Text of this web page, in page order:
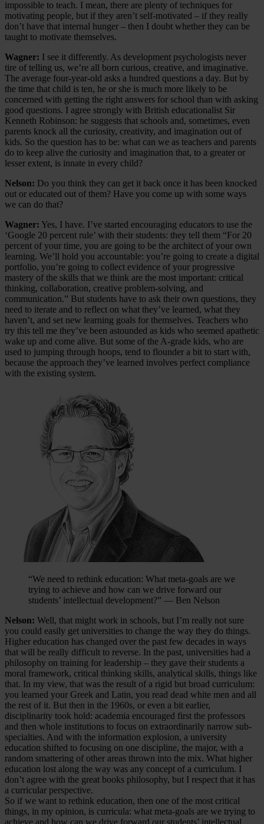
impossible to teach. I mean, there are plenty of techniques for
motivating people, but if they aren’t self-motivated – if they really
don’t have that internal hunger – then I doubt whether they can be
taught to motivate themselves.
Wagner: I see it differently. As development psychologists never
tire of telling us, we’re all born curious, creative, and imaginative.
The average four-year-old asks a hundred questions a day. But by
the time that child is ten, he or she is much more likely to be
concerned with getting the right answers for school than with asking
good questions. I agree strongly with British educationalist Sir
Kenneth Robinson: he suggests that schools and, sometimes, even
parents knock all the curiosity, creativity, and imagination out of
kids. So the question has to be: what can we as teachers and parents
do to keep alive the curiosity and imagination that, to a greater or
lesser extent, is innate in every child?
Nelson: Do you think they can get it back once it has been knocked
out or educated out of them? Have you come up with some ways
we can do that?
Wagner: Yes, I have. I’ve started encouraging educators to use the
‘Google 20 percent rule’ with their students: they tell them “For 20
percent of your time, you are going to be the architect of your own
learning. We’ll hold you accountable: you’re going to create a digital
portfolio, you’re going to collect evidence of your progressive
mastery of the skills that we think are the most important: critical
thinking, collaboration, creative problem-solving, and
communication.” But students have to ask their own questions, they
need to iterate and to reflect on what they’ve learned, what they
haven’t, and set new learning goals for themselves. Teachers who
try this tell me they’ve been astounded as kids who seemed apathetic
wake up and come alive. But some of the A-grade kids, who are
used to jumping through hoops, tend to flounder a bit to start with,
because the approach they’ve learned involves perfect compliance
with the existing system.
“We need to rethink education: What meta-goals are we
trying to achieve and how can we drive forward our
students’ intellectual development?” — Ben Nelson
Nelson: Well, that might work in schools, but I’m really not sure
you could easily get universities to change the way they do things.
Higher education has changed over the past few decades in ways
that will be really difficult to reverse. In the past, universities had a
philosophy on training for leadership – they gave their students a
moral framework, critical thinking skills, analytical skills, things like
that. In my view, that was the result of a rigid but broad curriculum:
you learned your Greek and Latin, you read dead white men and all
the rest of it. But then in the 1960s, or even a bit earlier,
disciplinarity took hold: academia encouraged first the professors
and then whole institutions to focus on extraordinarily narrow sub-
specialties. And with the information explosion, a university
education shifted to focusing on one discipline, the major, with a
random smattering of other areas thrown into the mix. What higher
education lost along the way was any concept of a curriculum. I
don’t agree with the great books philosophy, but I respect that it has
a curricular perspective.
So if we want to rethink education, then one of the most critical
things, in my opinion, is curricula: what meta-goals are we trying to